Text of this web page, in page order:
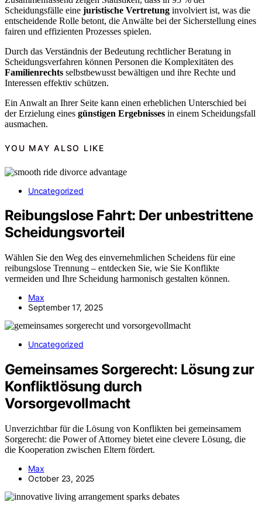
Scheidungsfälle eine juristische Vertretung involviert ist, was die
entscheidende Rolle betont, die Anwälte bei der Sicherstellung eines
fairen und effizienten Prozesses spielen.
Durch das Verständnis der Bedeutung rechtlicher Beratung in
Scheidungsverfahren können Personen die Komplexitäten des
Familienrechts selbstbewusst bewältigen und ihre Rechte und
Interessen effektiv schützen.
Ein Anwalt an Ihrer Seite kann einen erheblichen Unterschied bei
der Erzielung eines günstigen Ergebnisses in einem Scheidungsfall
ausmachen.
YOU MAY ALSO LIKE
Uncategorized
Reibungslose Fahrt: Der unbestrittene
Scheidungsvorteil
Wählen Sie den Weg des einvernehmlichen Scheidens für eine
reibungslose Trennung – entdecken Sie, wie Sie Konflikte
vermeiden und Ihre Scheidung harmonisch gestalten können.
Max
September 17, 2025
Uncategorized
Gemeinsames Sorgerecht: Lösung zur
Konfliktlösung durch
Vorsorgevollmacht
Unverzichtbar für die Lösung von Konflikten bei gemeinsamem
Sorgerecht: die Power of Attorney bietet eine clevere Lösung, die
die Kooperation zwischen Eltern fördert.
Max
October 23, 2025